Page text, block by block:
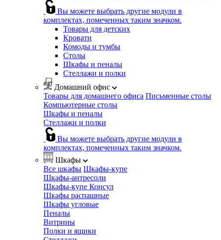
Вы можете выбрать другие модули в
комплектах, помеченных таким значком.
Товары для детских
Кровати
Комоды и тумбы
Столы
Шкафы и пеналы
Стеллажи и полки
Домашний офис
Товары для домашнего офиса Письменные столы
Компьютерные столы
Шкафы и пеналы
Стеллажи и полки
Вы можете выбрать другие модули в
комплектах, помеченных таким значком.
Шкафы
Все шкафы Шкафы-купе
Шкафы-антресоли
Шкафы-купе Консул
Шкафы распашные
Шкафы угловые
Пеналы
Витрины
Полки и ящики